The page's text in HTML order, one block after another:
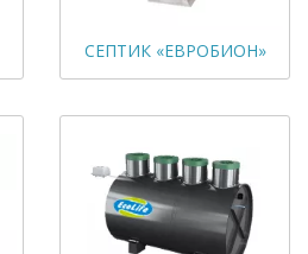
СЕПТИК «ЕВРОБИОН»